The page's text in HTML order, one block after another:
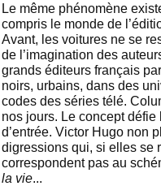
Le même phénomène
compris le monde de
Avant, les voitures ne se
de l’imagination des
grands éditeurs français
noirs, urbains, dans des
codes des séries télé.
nos jours. Le concept
d’entrée. Victor Hugo non
digressions qui, si elles se
correspondent pas au
la vie...